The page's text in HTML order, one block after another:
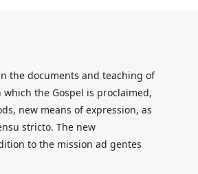
the documents and teaching of
the Gospel is proclaimed,
new means of expression, as
stricto. The new
to the mission ad gentes